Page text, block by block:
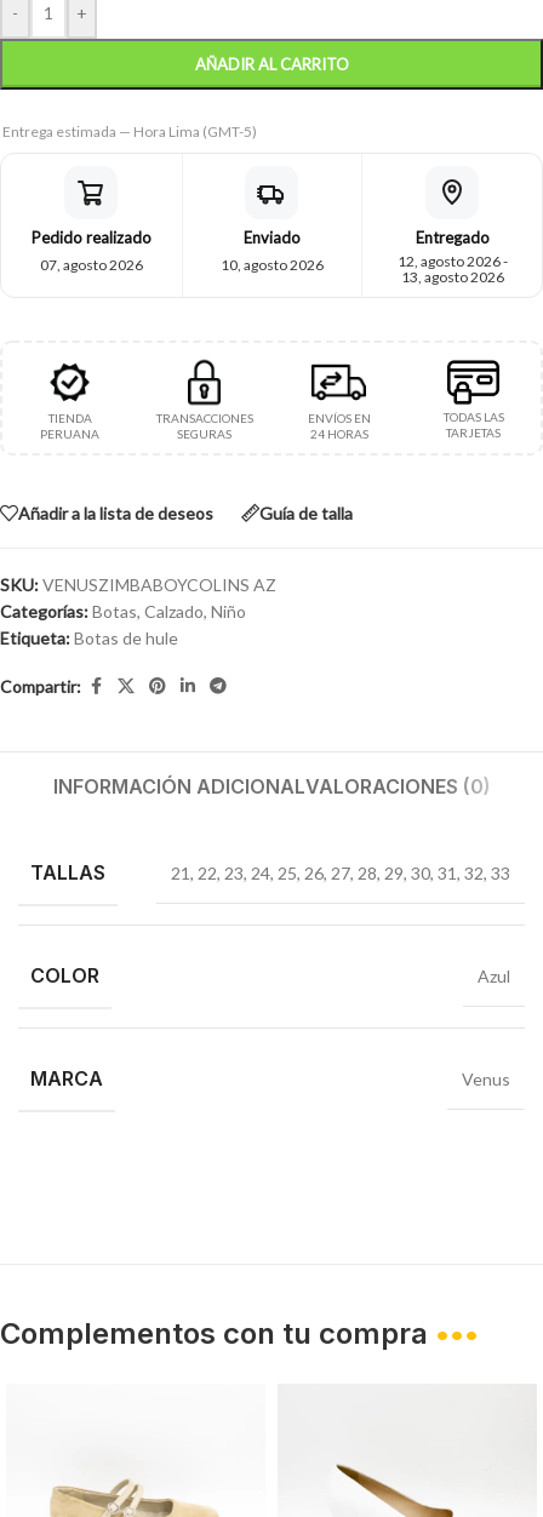
- +
AÑADIR AL CARRITO
Entrega estimada — Hora Lima (GMT-5)
Pedido realizado
07, agosto 2026
Enviado
10, agosto 2026
Entregado
12, agosto 2026 -
13, agosto 2026
TIENDA
PERUANA
TRANSACCIONES
SEGURAS
ENVÍOS EN
24 HORAS
TODAS LAS
TARJETAS
Añadir a la lista de deseos Guía de talla
SKU:VENUSZIMBABOYCOLINS AZ
Categorías:Botas, Calzado, Niño
Etiqueta:Botas de hule
Compartir:
INFORMACIÓN ADICIONALVALORACIONES (0)
TALLAS 21, 22, 23, 24, 25, 26, 27, 28, 29, 30, 31, 32, 33
COLOR Azul
MARCA Venus
Complementos con tu compra •••